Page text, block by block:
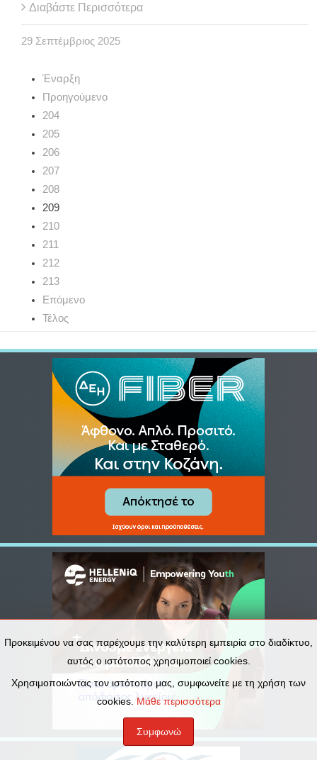
Διαβάστε Περισσότερα
29 Σεπτέμβριος 2025
Έναρξη
Προηγούμενο
204
205
206
207
208
209
210
211
212
213
Επόμενο
Τέλος
Προκειμένου να σας παρέχουμε την καλύτερη εμπειρία στο διαδίκτυο,
αυτός ο ιστότοπος χρησιμοποιεί cookies.
Χρησιμοποιώντας τον ιστότοπο μας, συμφωνείτε με τη χρήση των
cookies.Μάθε περισσότερα
Συμφωνώ